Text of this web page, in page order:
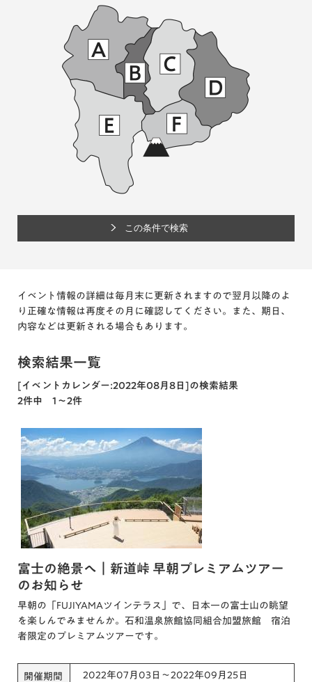
イベント情報の詳細は毎月末に更新されますので翌月以降のよ
り正確な情報は再度その月に確認してください。また、期日、
内容などは更新される場合もあります。
検索結果一覧
[イベントカレンダー:2022年08月8日]の検索結果
2件中 1～2件
富士の絶景へ｜新道峠 早朝プレミアムツアー
のお知らせ
早朝の「FUJIYAMAツインテラス」で、日本一の富士山の眺望
を楽しんでみませんか。石和温泉旅館協同組合加盟旅館 宿泊
者限定のプレミアムツアーです。
開催期間 2022年07月03日～2022年09月25日